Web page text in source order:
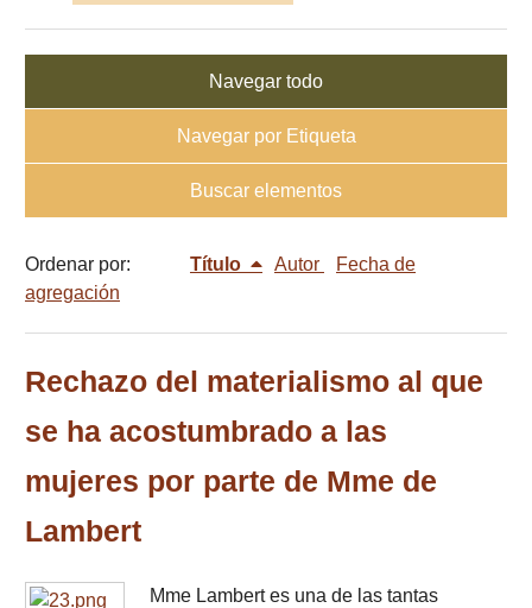
Navegar todo
Navegar por Etiqueta
Buscar elementos
Ordenar por: Título Autor
Fecha de
agregación
Rechazo del materialismo al que
se ha acostumbrado a las
mujeres por parte de Mme de
Lambert
Mme Lambert es una de las tantas